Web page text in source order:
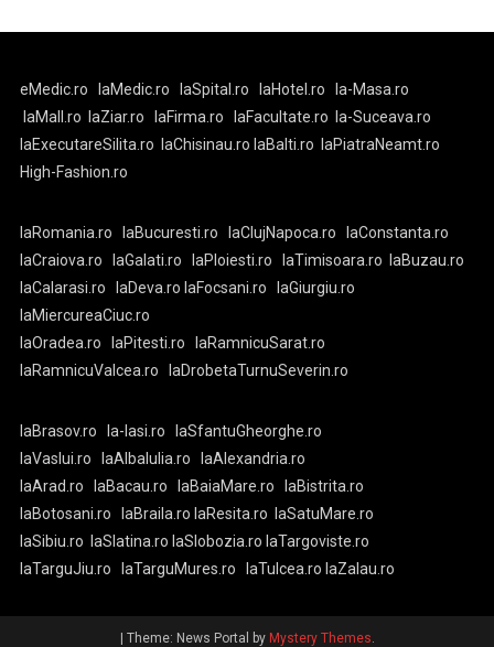
eMedic.ro laMedic.ro laSpital.ro laHotel.ro
la-Masa.ro
laMall.ro
laZiar.ro laFirma.ro laFacultate.ro
la-Suceava.ro
laExecutareSilita.ro
laChisinau.ro laBalti.ro
laPiatraNeamt.ro
High-Fashion.ro
laRomania.ro laBucuresti.ro laClujNapoca.ro
laConstanta.ro
laCraiova.ro
laGalati.ro laPloiesti.ro laTimisoara.ro
laBuzau.ro
laCalarasi.ro
laDeva.ro laFocsani.ro
laGiurgiu.ro
laMiercureaCiuc.ro
laOradea.ro
laPitesti.ro
laRamnicuSarat.ro
laRamnicuValcea.ro
laDrobetaTurnuSeverin.ro
laBrasov.ro la-Iasi.ro
laSfantuGheorghe.ro
laVaslui.ro
laAlbaIulia.ro
laAlexandria.ro
laArad.ro
laBacau.ro laBaiaMare.ro
laBistrita.ro
laBotosani.ro
laBraila.ro laResita.ro
laSatuMare.ro
laSibiu.ro
laSlatina.ro laSlobozia.ro laTargoviste.ro
laTarguJiu.ro
laTarguMures.ro laTulcea.ro laZalau.ro
| Theme: News Portal by Mystery Themes